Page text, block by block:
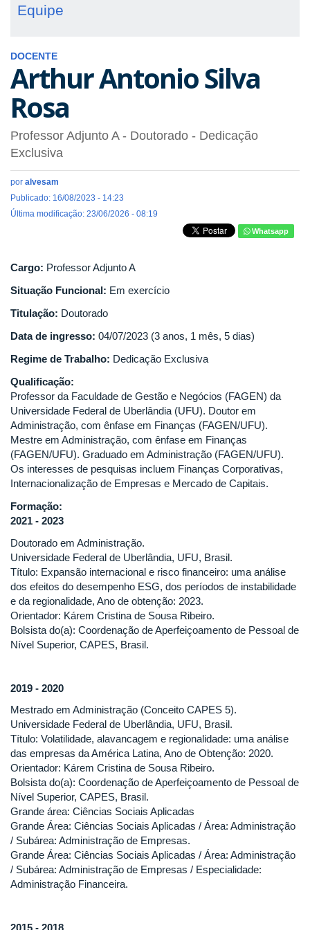
Equipe
DOCENTE
Arthur Antonio Silva
Rosa
Professor Adjunto A- Doutorado - Dedicação
Exclusiva
por alvesam
Publicado: 16/08/2023 - 14:23
Última modificação: 23/06/2026 - 08:19
Whatsapp
Cargo: Professor Adjunto A
Situação Funcional: Em exercício
Titulação: Doutorado
Data de ingresso: 04/07/2023 (3 anos, 1 mês, 5 dias)
Regime de Trabalho: Dedicação Exclusiva
Qualificação:
Professor da Faculdade de Gestão e Negócios (FAGEN) da
Universidade Federal de Uberlândia (UFU). Doutor em
Administração, com ênfase em Finanças (FAGEN/UFU).
Mestre em Administração, com ênfase em Finanças
(FAGEN/UFU). Graduado em Administração (FAGEN/UFU).
Os interesses de pesquisas incluem Finanças Corporativas,
Internacionalização de Empresas e Mercado de Capitais.
Formação:
2021 - 2023
Doutorado em Administração.
Universidade Federal de Uberlândia, UFU, Brasil.
Título: Expansão internacional e risco financeiro: uma análise
dos efeitos do desempenho ESG, dos períodos de instabilidade
e da regionalidade, Ano de obtenção: 2023.
Orientador: Kárem Cristina de Sousa Ribeiro.
Bolsista do(a): Coordenação de Aperfeiçoamento de Pessoal de
Nível Superior, CAPES, Brasil.
2019 - 2020
Mestrado em Administração (Conceito CAPES 5).
Universidade Federal de Uberlândia, UFU, Brasil.
Título: Volatilidade, alavancagem e regionalidade: uma análise
das empresas da América Latina, Ano de Obtenção: 2020.
Orientador: Kárem Cristina de Sousa Ribeiro.
Bolsista do(a): Coordenação de Aperfeiçoamento de Pessoal de
Nível Superior, CAPES, Brasil.
Grande área: Ciências Sociais Aplicadas
Grande Área: Ciências Sociais Aplicadas / Área: Administração
/ Subárea: Administração de Empresas.
Grande Área: Ciências Sociais Aplicadas / Área: Administração
/ Subárea: Administração de Empresas / Especialidade:
Administração Financeira.